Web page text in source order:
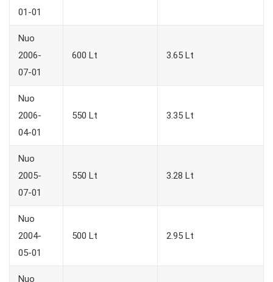
01-01
Nuo
2006-
07-01
600 Lt 3.65 Lt
Nuo
2006-
04-01
550 Lt 3.35 Lt
Nuo
2005-
07-01
550 Lt 3.28 Lt
Nuo
2004-
05-01
500 Lt 2.95 Lt
Nuo